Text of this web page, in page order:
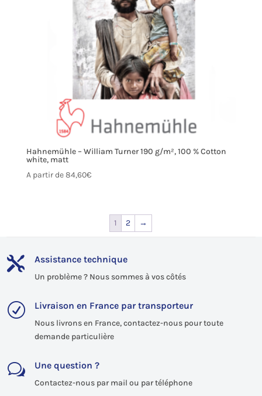
Hahnemühle – William Turner 190 g/m², 100 % Cotton
white, matt
A partir de84,60€
1 2 →
 Assistance technique
Un problème ? Nous sommes à vos côtés
R Livraison en France par transporteur
Nous livrons en France, contactez-nous pour toute
demande particulière
w Une question ?
Contactez-nous par mail ou par téléphone